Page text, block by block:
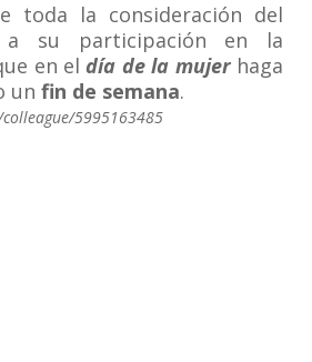
toda la consideración del
a su participación en la
en eldía de la mujerhaga
un fin de semana.
5995163485